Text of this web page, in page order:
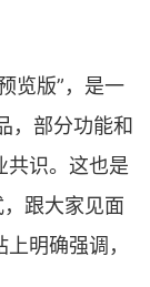
览版”，是一
，部分功能和
共识。这也是
跟大家见面
明确强调，